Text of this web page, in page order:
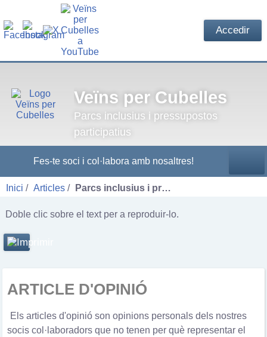
Accedir
Veïns per Cubelles
Parcs inclusius i pressupostos
participatius
Fes-te soci i col·labora amb nosaltres!
Inici Articles Parcs inclusius i pr…
Doble clic sobre el text per a reproduir-lo.
ARTICLE D'OPINIÓ
Els articles d'opinió son opinions personals dels nostres
socis col·laboradors que no tenen per què representar el